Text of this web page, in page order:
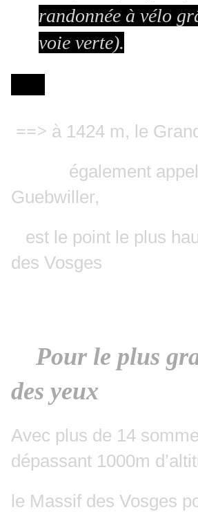
randonnée à vélo
voie verte).
==> à 1424 m, le
également appelé
Guebwiller,
est le point le plus
des Vosges
Pour le plus
des yeux
Avec plus de 14
dépassant 1000m
le Massif des Vosges